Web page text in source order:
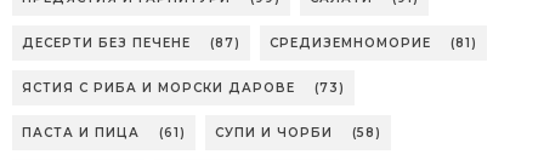
ДЕСЕРТИ БЕЗ ПЕЧЕНЕ (87) СРЕДИЗЕМНОМОРИЕ (81)
ЯСТИЯ С РИБА И МОРСКИ ДАРОВЕ (73)
ПАСТА И ПИЦА (61) СУПИ И ЧОРБИ (58)